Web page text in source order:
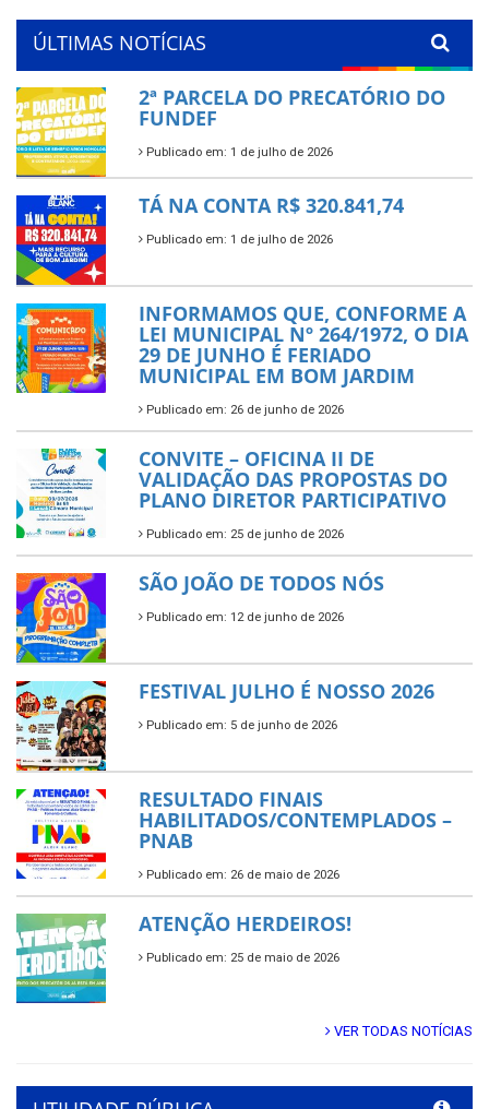
ÚLTIMAS NOTÍCIAS
2ª PARCELA DO PRECATÓRIO DO
FUNDEF
Publicado em: 1 de julho de 2026
TÁ NA CONTA R$ 320.841,74
Publicado em: 1 de julho de 2026
INFORMAMOS QUE, CONFORME A
LEI MUNICIPAL Nº 264/1972, O DIA
29 DE JUNHO É FERIADO
MUNICIPAL EM BOM JARDIM
Publicado em: 26 de junho de 2026
CONVITE – OFICINA II DE
VALIDAÇÃO DAS PROPOSTAS DO
PLANO DIRETOR PARTICIPATIVO
Publicado em: 25 de junho de 2026
SÃO JOÃO DE TODOS NÓS
Publicado em: 12 de junho de 2026
FESTIVAL JULHO É NOSSO 2026
Publicado em: 5 de junho de 2026
RESULTADO FINAIS
HABILITADOS/CONTEMPLADOS –
PNAB
Publicado em: 26 de maio de 2026
ATENÇÃO HERDEIROS!
Publicado em: 25 de maio de 2026
VER TODAS NOTÍCIAS